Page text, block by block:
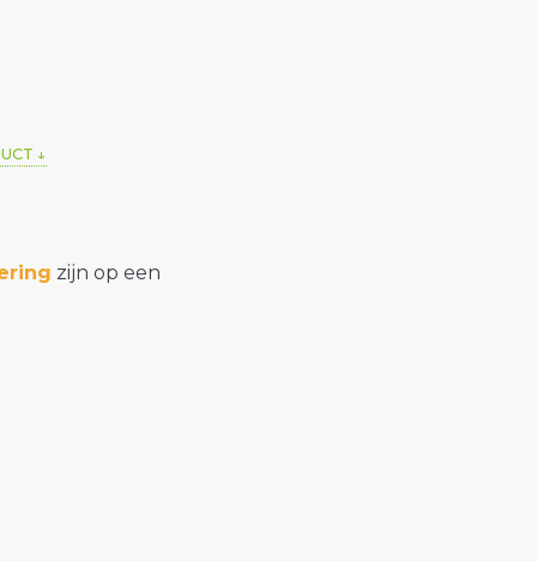
zijn op een